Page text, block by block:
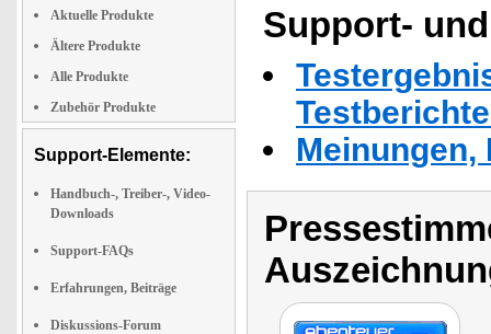
Aktuelle Produkte
Ältere Produkte
Alle Produkte
Zubehör Produkte
Support-Elemente:
Handbuch-, Treiber-, Video-
Downloads
Support-FAQs
Erfahrungen, Beiträge
Diskussions-Forum
Support-